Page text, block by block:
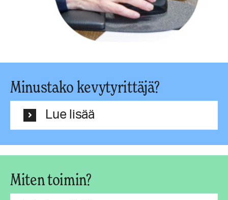
Minustako kevytyrittäjä?
Lue lisää
Miten toimin?